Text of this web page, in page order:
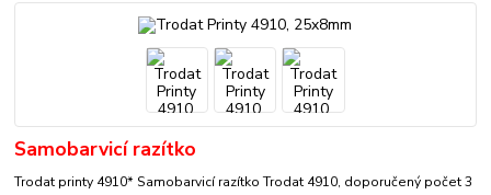
Samobarvicí razítko
Trodat printy 4910* Samobarvicí razítko Trodat 4910, doporučený počet 3